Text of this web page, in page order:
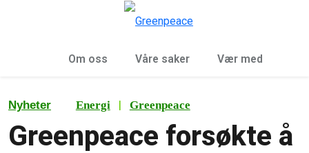
Om oss Våre saker Vær med
Nyheter Energi | Greenpeace
Greenpeace forsøkte å